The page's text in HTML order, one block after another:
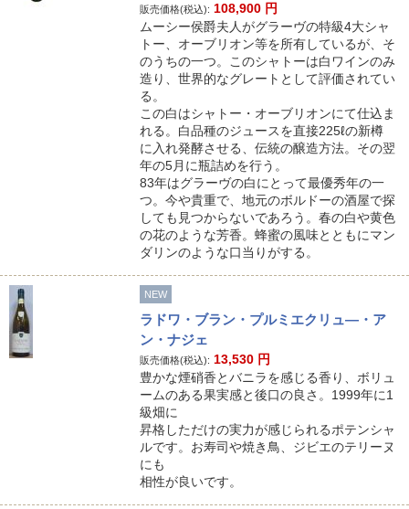
販売価格(税込): 108,900 円
ムーシー侯爵夫人がグラーヴの特級4大シャ
トー、オーブリオン等を所有しているが、そ
のうちの一つ。このシャトーは白ワインのみ
造り、世界的なグレートとして評価されてい
る。
この白はシャトー・オーブリオンにて仕込ま
れる。白品種のジュースを直接225ℓの新樽
に入れ発酵させる、伝統の醸造方法。その翌
年の5月に瓶詰めを行う。
83年はグラーヴの白にとって最優秀年の一
つ。今や貴重で、地元のボルドーの酒屋で探
しても見つからないであろう。春の白や黄色
の花のような芳香。蜂蜜の風味とともにマン
ダリンのような口当りがする。
NEW
ラドワ・ブラン・プルミエクリュ―・ア
ン・ナジェ
販売価格(税込): 13,530 円
豊かな煙硝香とバニラを感じる香り、ボリュ
ームのある果実感と後口の良さ。1999年に1
級畑に
昇格しただけの実力が感じられるポテンシャ
ルです。お寿司や焼き鳥、ジビエのテリーヌ
にも
相性が良いです。